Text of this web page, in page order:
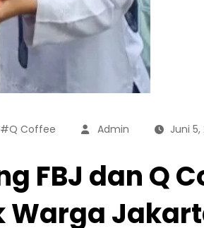
#Q Coffee Admin Juni 5,
FBJ dan Q
Warga